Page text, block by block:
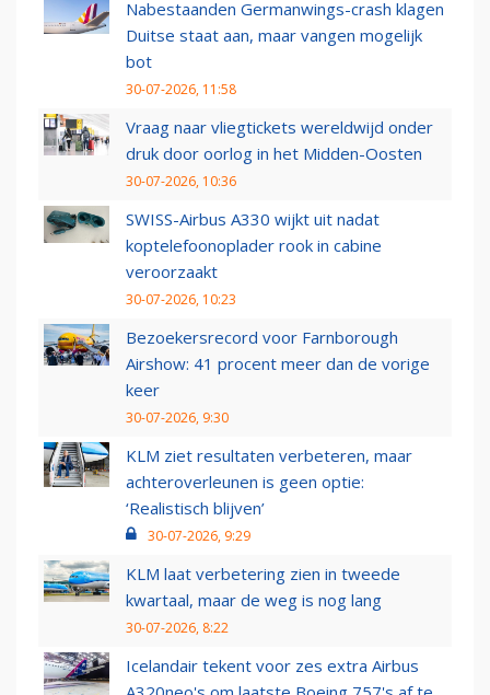
Nabestaanden Germanwings-crash klagen
Duitse staat aan, maar vangen mogelijk
bot
30-07-2026, 11:58
Vraag naar vliegtickets wereldwijd onder
druk door oorlog in het Midden-Oosten
30-07-2026, 10:36
SWISS-Airbus A330 wijkt uit nadat
koptelefoonoplader rook in cabine
veroorzaakt
30-07-2026, 10:23
Bezoekersrecord voor Farnborough
Airshow: 41 procent meer dan de vorige
keer
30-07-2026, 9:30
KLM ziet resultaten verbeteren, maar
achteroverleunen is geen optie:
‘Realistisch blijven’
30-07-2026, 9:29
KLM laat verbetering zien in tweede
kwartaal, maar de weg is nog lang
30-07-2026, 8:22
Icelandair tekent voor zes extra Airbus